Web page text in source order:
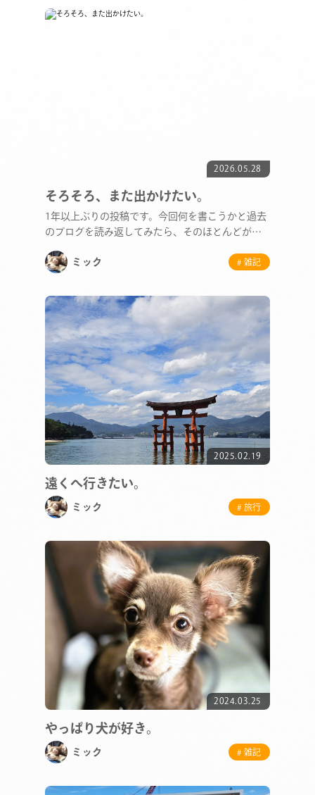
COMPANY
SERVICE
2026.05.28
そろそろ、また出かけたい。
1年以上ぶりの投稿です。今回何を書こうかと過去
のブログを読み返してみたら、そのほとんどがド
ミック
# 雑記
2025.02.19
遠くへ行きたい。
ミック # 旅行
2024.03.25
やっぱり犬が好き。
ミック # 雑記